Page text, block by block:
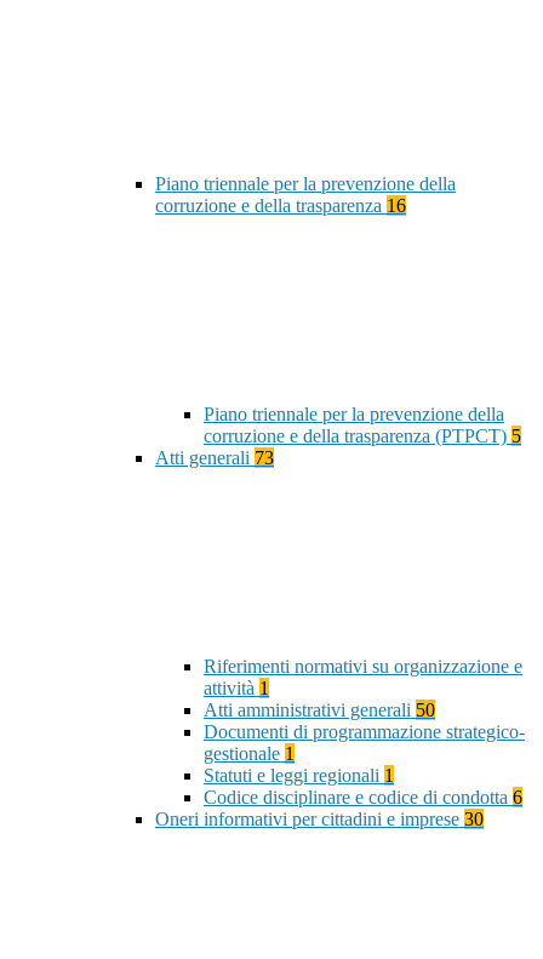
Piano triennale per la prevenzione della
corruzione e della trasparenza 16
Piano triennale per la prevenzione della
corruzione e della trasparenza (PTPCT) 5
Atti generali 73
Riferimenti normativi su organizzazione e
attività 1
Atti amministrativi generali 50
Documenti di programmazione strategico-
gestionale 1
Statuti e leggi regionali 1
Codice disciplinare e codice di condotta 6
Oneri informativi per cittadini e imprese 30